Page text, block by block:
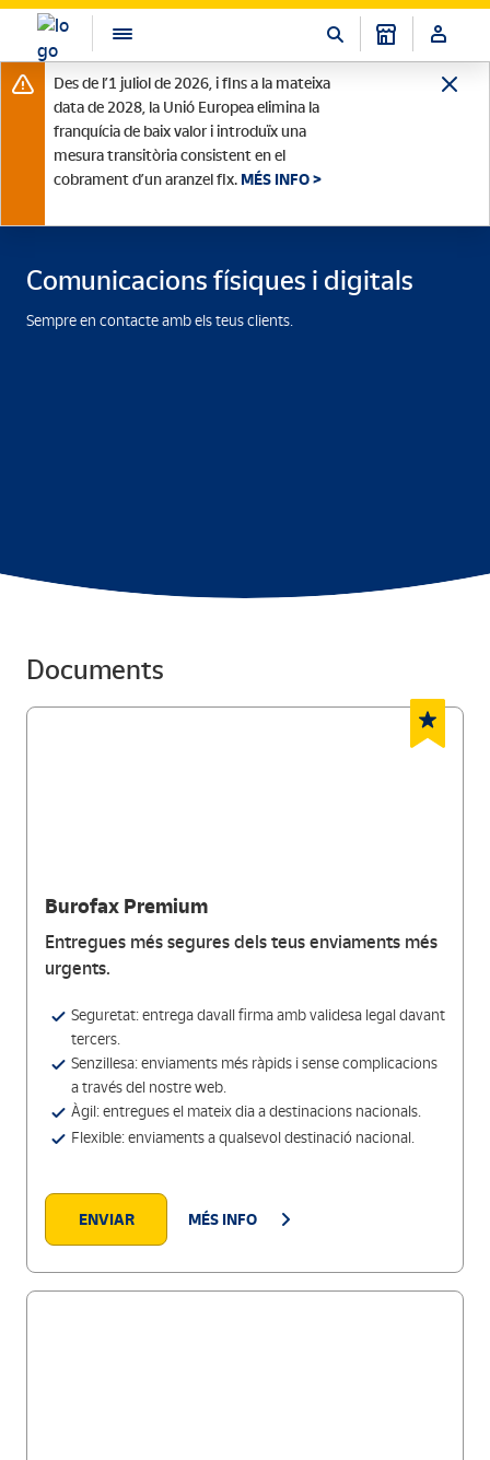
Des de l’1 juliol de 2026, i fins a la mateixa
data de 2028, la Unió Europea elimina la
franquícia de baix valor i introduïx una
mesura transitòria consistent en el
cobrament d’un aranzel fix. MÉS INFO >
Comunicacions físiques i digitals
Sempre en contacte amb els teus clients.
Documents
Burofax Premium
Entregues més segures dels teus enviaments més
urgents.
Seguretat: entrega davall firma amb validesa legal davant
tercers.
Senzillesa: enviaments més ràpids i sense complicacions
a través del nostre web.
Àgil: entregues el mateix dia a destinacions nacionals.
Flexible: enviaments a qualsevol destinació nacional.
ENVIAR MÉS INFO